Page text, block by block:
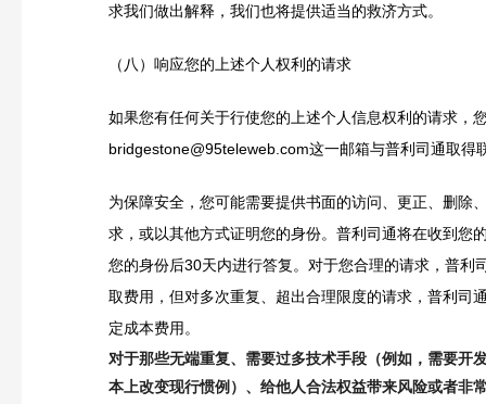
求我们做出解释，我们也将提供适当的救济方式。
（八）响应您的上述个人权利的请求
如果您有任何关于行使您的上述个人信息权利的请求，
bridgestone@95teleweb.com这一邮箱与普利司通取得
为保障安全，您可能需要提供书面的访问、更正、删除
求，或以其他方式证明您的身份。普利司通将在收到您
您的身份后30天内进行答复。对于您合理的请求，普利
取费用，但对多次重复、超出合理限度的请求，普利司
定成本费用。
对于那些无端重复、需要过多技术手段（例如，需要开
本上改变现行惯例）、给他人合法权益带来风险或者非